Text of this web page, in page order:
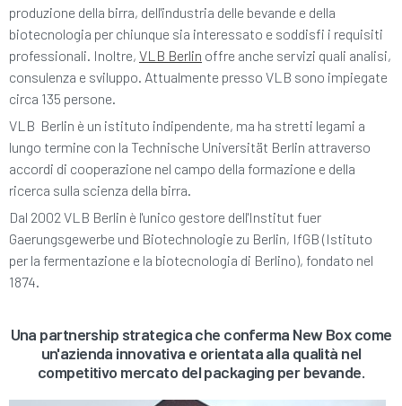
produzione della birra, dell'industria delle bevande e della
biotecnologia per chiunque sia interessato e soddisfi i requisiti
professionali. Inoltre, VLB Berlin offre anche servizi quali analisi,
consulenza e sviluppo. Attualmente presso VLB sono impiegate
circa 135 persone.
VLB Berlin è un istituto indipendente, ma ha stretti legami a
lungo termine con la Technische Universität Berlin attraverso
accordi di cooperazione nel campo della formazione e della
ricerca sulla scienza della birra.
Dal 2002 VLB Berlin è l'unico gestore dell'Institut fuer
Gaerungsgewerbe und Biotechnologie zu Berlin, IfGB (Istituto
per la fermentazione e la biotecnologia di Berlino), fondato nel
1874.
Una partnership strategica che conferma New Box come
un'azienda innovativa e orientata alla qualità nel
competitivo mercato del packaging per bevande.